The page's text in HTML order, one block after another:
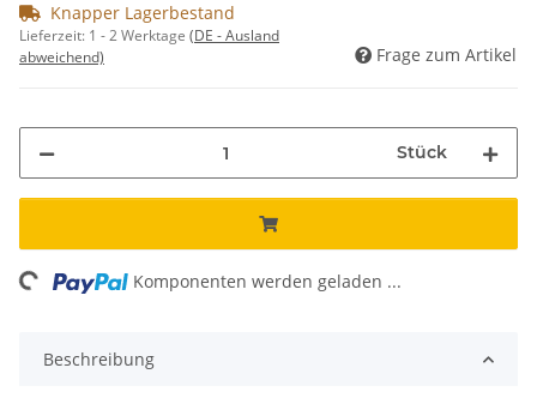
Knapper Lagerbestand
Lieferzeit: 1 - 2 Werktage (DE - Ausland
abweichend)
Frage zum Artikel
Stück
Komponenten werden geladen ...
Beschreibung